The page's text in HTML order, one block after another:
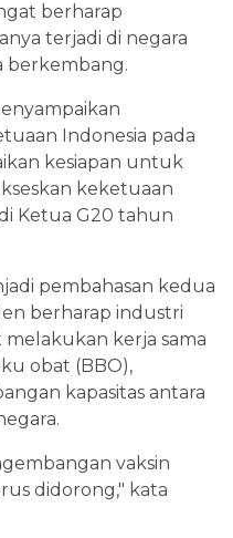
berharap
terjadi di negara
berkembang.
Indonesia pada
kesiapan untuk
keketuaan
Ketua G20 tahun
pembahasan kedua
berharap industri
kerja sama
obat (BBO),
kapasitas antara
vaksin
didorong," kata